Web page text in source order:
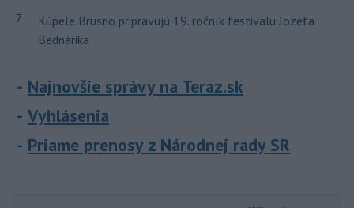
7
Kúpele Brusno pripravujú 19. ročník festivalu Jozefa
Bednárika
Najnovšie správy na Teraz.sk
Vyhlásenia
Priame prenosy z Národnej rady SR